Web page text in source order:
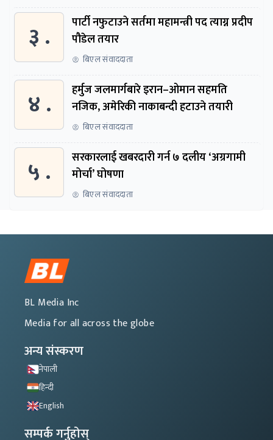
३ .
पार्टी नफुटाउने सर्तमा महामन्त्री पद त्याग्न प्रदीप
पौडेल तयार
बिएल संवाददाता
४ .
हर्मुज जलमार्गबारे इरान–ओमान सहमति
नजिक, अमेरिकी नाकाबन्दी हटाउने तयारी
बिएल संवाददाता
५ .
सरकारलाई खबरदारी गर्न ७ दलीय ‘अग्रगामी
मोर्चा’ घोषणा
बिएल संवाददाता
BL Media Inc
Media for all across the globe
अन्य संस्करण
नेपाली
हिन्दी
English
सम्पर्क गर्नुहोस्